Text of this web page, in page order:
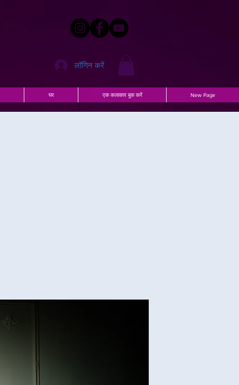
लॉगिन करें
घर एक कलाकार बुक करें New Page